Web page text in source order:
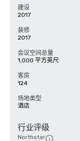
建设
2017
装修
2017
会议空间总量
1,000 平方英尺
客房
124
场地类型
酒店
行业评级
Northstar